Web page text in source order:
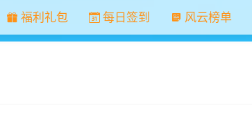
福利礼包 每日签到 风云榜单